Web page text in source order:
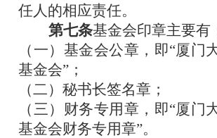
任人的相应责任。
第七条基金会印章主要有
（一）基金会公章，即“厦门
基金会”；
（二）秘书长签名章；
（三）财务专用章，即“厦门
基金会财务专用章”。